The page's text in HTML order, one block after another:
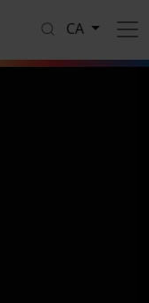
CA